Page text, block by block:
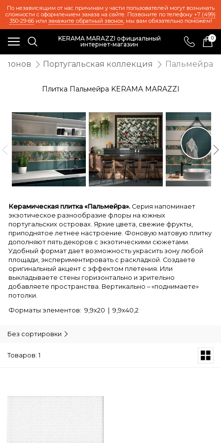
По независящим от нас причинам у части пользователей могут возникать
сложности с оформлением заказа на сайте. Позвоните по телефону +7 (499)
350-29-66или закажите обратный звонок, мы вам обязательно поможем!
KERAMA MARAZZI официальный
интернет-магазин
0
Португальская коллекция Пальмейра
Плитка Пальмейра KERAMA MARAZZI
Керамическая плитка «Пальмейра». Серия напоминает
экзотическое разнообразие флоры на южных
португальских островах. Яркие цвета, свежие фрукты,
приподнятое летнее настроение. Фоновую матовую плитку
дополняют пять декоров с экзотическими сюжетами.
Удобный формат дает возможность украсить зону любой
площади, экспериментировать с раскладкой. Создаете
оригинальный акцент с эффектом плетения. Или
выкладываете стены горизонтально и зрительно
добавляете пространства. Вертикально – «поднимаете»
потолки.
Форматы элементов: 9,9х20 | 9,9х40,2
Без сортировки
Товаров: 1